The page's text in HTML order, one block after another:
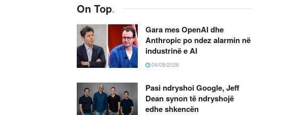
On Top.
Gara mes OpenAI dhe
Anthropic po ndez alarmin në
industrinë e AI
04/08/2026
Pasi ndryshoi Google, Jeff
Dean synon të ndryshojë
edhe shkencën